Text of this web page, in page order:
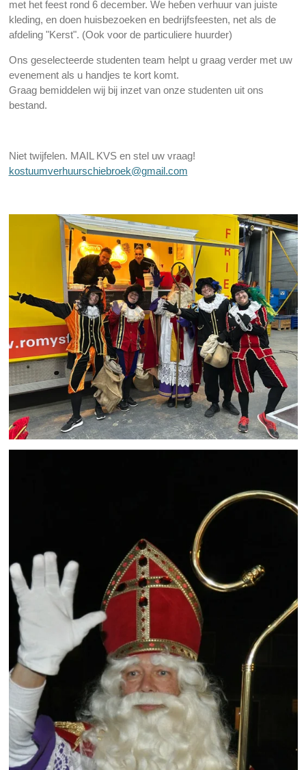
met het feest rond 6 december. We heɓen verhuur van juiste
kleding, en doen huisbezoeken en bedrijfsfeesten, net als de
afdeling "Kerst". (Ook voor de particuliere huurder)
Ons geselecteerde studenten team helpt u graag verder met uw
evenement als u handjes te kort komt.
Graag bemiddelen wij bij inzet van onze studenten uit ons
bestand.
Niet twijfelen. MAIL KVS en stel uw vraag!
kostuumverhuurschiebroek@gmail.com